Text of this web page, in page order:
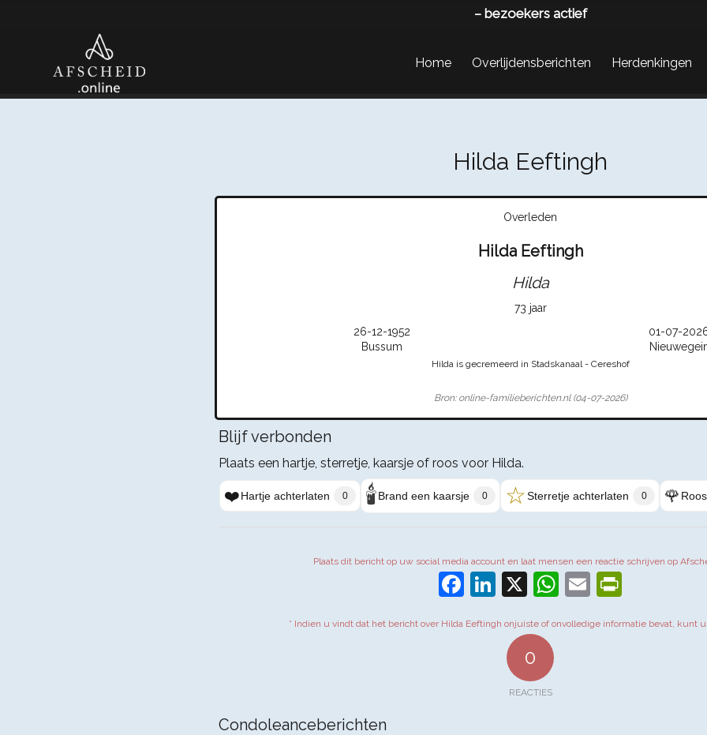
– bezoekers actief
Home Overlijdensberichten Herdenkingen
Hilda Eeftingh
Overleden
Hilda Eeftingh
Hilda
73 jaar
26-12-1952
01-07-
Bussum
Hilda is gecremeerd in Stadskanaal - Cereshof
Bron: online-familieberichten.nl (04-07-2026)
Blijf verbonden
Plaats een hartje, sterretje, kaarsje of roos voor Hilda.
❤️Hartje achterlaten 0 🕯️Brand een kaarsje 0 ☆Sterretje achterlaten 0 🌹
Plaats dit bericht op uw social media account en laat mensen een reactie schrijven op
Facebook
LinkedIn
X WhatsApp
Email
* Indien u vindt dat het bericht over Hilda Eeftingh onjuiste of onvolledige informatie bevat, kunt u
0
REACTIES
Condoleanceberichten